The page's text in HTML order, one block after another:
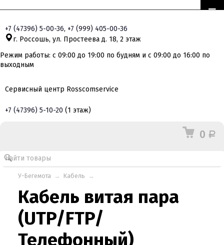
+7 (47396) 5-00-36, +7 (999) 405-00-36
г. Россошь, ул. Простеева д. 18, 2 этаж
Режим работы: с 09:00 до 19:00 по будням и с 09:00 до 16:00 по
выходным
Сервисный центр Rosscomservice
+7 (47396) 5-10-20 (1 этаж)
0 Р
У-Бегемота → Кабель →
Кабель витая пара
(UTP/FTP/
Телефонный)